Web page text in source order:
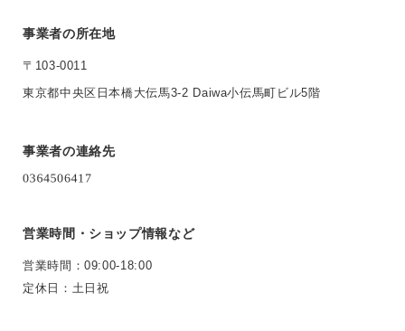
事業者の所在地
〒103-0011
東京都中央区日本橋大伝馬3-2 Daiwa小伝馬町ビル5階
事業者の連絡先
営業時間・ショップ情報など
営業時間：09:00-18:00
定休日：土日祝